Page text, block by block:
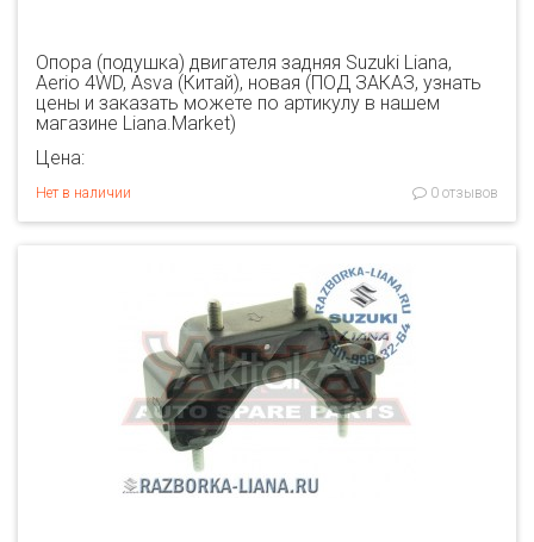
Опора (подушка) двигателя задняя Suzuki Liana,
Aerio 4WD, Asva (Китай), новая (ПОД ЗАКАЗ, узнать
цены и заказать можете по артикулу в нашем
магазине Liana.Market)
Цена:
Нет в наличии 0 отзывов